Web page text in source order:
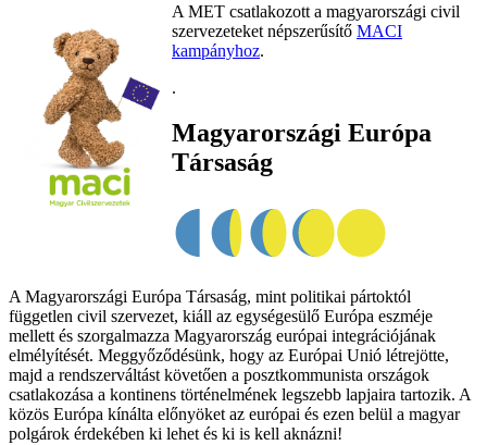
A MET csatlakozott a magyarországi civil
szervezeteket népszerűsítő MACI
kampányhoz.
.
Magyarországi Európa
Társaság
A Magyarországi Európa Társaság, mint politikai pártoktól
független civil szervezet, kiáll az egységesülő Európa eszméje
mellett és szorgalmazza Magyarország európai integrációjának
elmélyítését. Meggyőződésünk, hogy az Európai Unió létrejötte,
majd a rendszerváltást követően a posztkommunista országok
csatlakozása a kontinens történelmének legszebb lapjaira tartozik. A
közös Európa kínálta előnyöket az európai és ezen belül a magyar
polgárok érdekében ki lehet és ki is kell aknázni!